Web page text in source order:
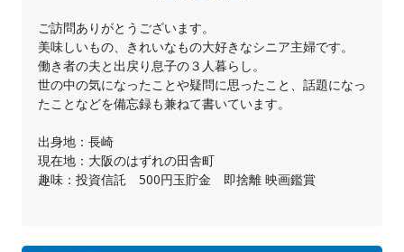
ご訪問ありがとうございます。
美味しいもの、きれいなもの大好きなシニア主婦です。
働き者の夫と出戻り息子の３人暮らし。
世の中の気になったことや疑問に思ったこと、話題になっ
たことなどを備忘録も兼ねて書いています。
出身地：長崎
現在地：大阪のはずれの田舎町
趣味：投資信託 500円玉貯金 即捨離 映画鑑賞